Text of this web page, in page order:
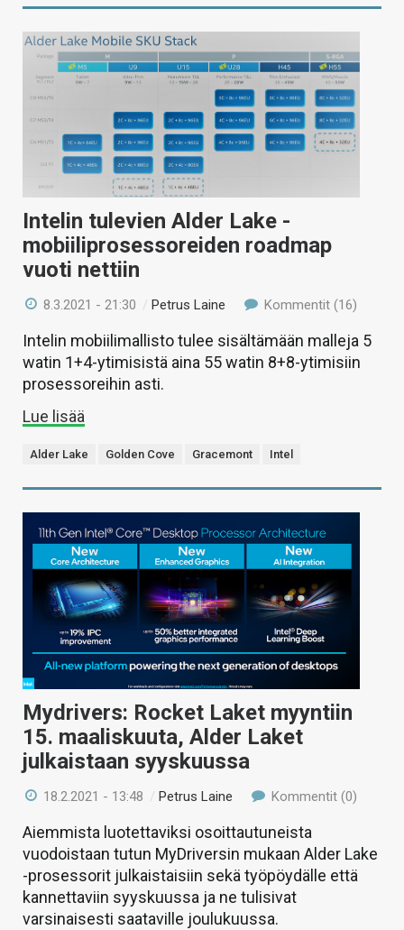
Intelin tulevien Alder Lake -
mobiiliprosessoreiden roadmap
vuoti nettiin
8.3.2021 - 21:30 /Petrus Laine Kommentit (16)
Intelin mobiilimallisto tulee sisältämään malleja 5
watin 1+4-ytimisistä aina 55 watin 8+8-ytimisiin
prosessoreihin asti.
Lue lisää
Alder Lake Golden Cove Gracemont Intel
Mydrivers: Rocket Laket myyntiin
15. maaliskuuta, Alder Laket
julkaistaan syyskuussa
18.2.2021 - 13:48 /Petrus Laine Kommentit (0)
Aiemmista luotettaviksi osoittautuneista
vuodoistaan tutun MyDriversin mukaan Alder Lake
-prosessorit julkaistaisiin sekä työpöydälle että
kannettaviin syyskuussa ja ne tulisivat
varsinaisesti saataville joulukuussa.